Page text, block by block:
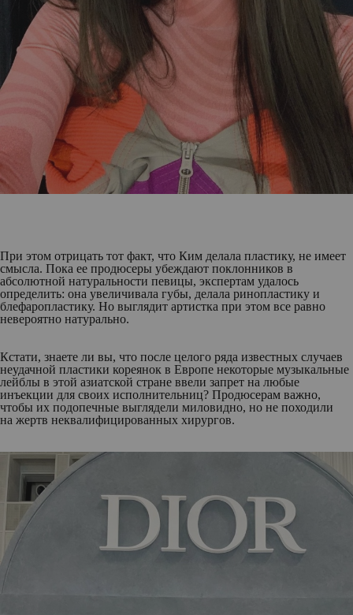
При этом отрицать тот факт, что Ким делала пластику, не имеет
смысла. Пока ее продюсеры убеждают поклонников в
абсолютной натуральности певицы, экспертам удалось
определить: она увеличивала губы, делала ринопластику и
блефаропластику. Но выглядит артистка при этом все равно
невероятно натурально.
Кстати, знаете ли вы, что после целого ряда известных случаев
неудачной пластики кореянок в Европе некоторые музыкальные
лейблы в этой азиатской стране ввели запрет на любые
инъекции для своих исполнительниц? Продюсерам важно,
чтобы их подопечные выглядели миловидно, но не походили
на жертв неквалифицированных хирургов.